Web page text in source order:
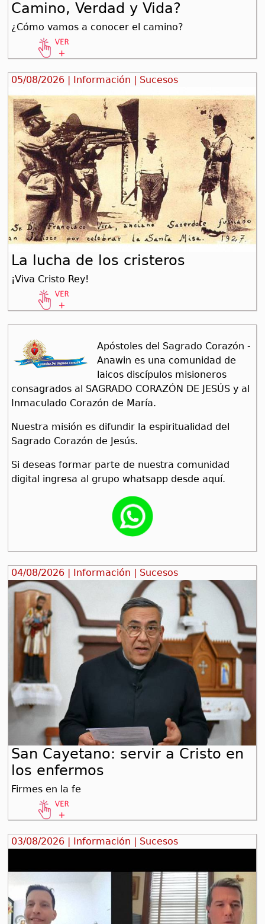
Camino, Verdad y Vida?
¿Cómo vamos a conocer el camino?
05/08/2026 | Información | Sucesos
La lucha de los cristeros
¡Viva Cristo Rey!
Apóstoles del Sagrado Corazón -
Anawin es una comunidad de
laicos discípulos misioneros
consagrados al SAGRADO CORAZÓN DE JESÚS y al
Inmaculado Corazón de María.
Nuestra misión es difundir la espiritualidad del
Sagrado Corazón de Jesús.
Si deseas formar parte de nuestra comunidad
digital ingresa al grupo whatsapp desde aquí.
04/08/2026 | Información | Sucesos
San Cayetano: servir a Cristo en
los enfermos
Firmes en la fe
03/08/2026 | Información | Sucesos